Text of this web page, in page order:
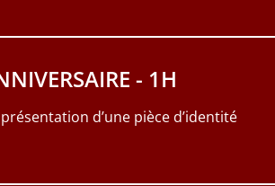
- 1H
d’une pièce d’identité